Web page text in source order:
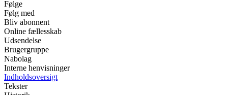
Følge
Følg med
Bliv abonnent
Online fællesskab
Udsendelse
Brugergruppe
Nabolag
Interne henvisninger
Indholdsoversigt
Tekster